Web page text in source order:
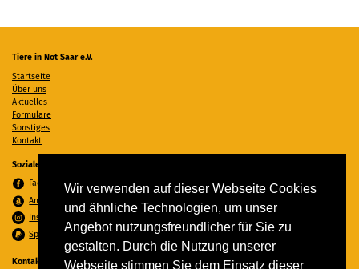
Wir verwenden auf dieser Webseite Cookies
und ähnliche Technologien, um unser
Angebot nutzungsfreundlicher für Sie zu
gestalten. Durch die Nutzung unserer
Webseite stimmen Sie dem Einsatz dieser
Tiere in Not Saar e.V.
Startseite
Über uns
Aktuelles
Formulare
Sonstiges
Kontakt
Soziale Medien
Facebook
Amazon Wunschzettel
Instagram
Spenden per PayPal
Kontakt